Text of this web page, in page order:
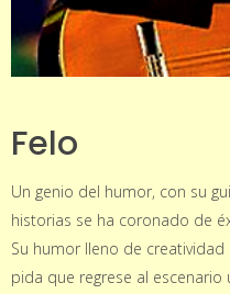
Felo
Un genio del humor, con su
historias se ha coronado de
Su humor lleno de
pida que regrese al escenario